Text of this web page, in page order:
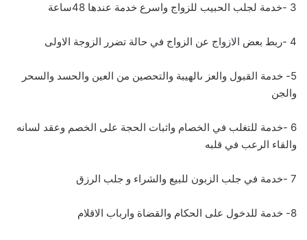
3 -خدمة لجلب الحبيب للزواج واسرع خدمة عندها 48ساعة
4 -ربط بعض الازواج عن الزواج في حالة تضرر الزوجة الاولى
5- خدمة القبول والعز ىالهيبة والتحصين من العين والحسد والسحر
والجن
6 -خدمة للتغلب في الخصام واثبات الحجة على الخصم وعقد لسانه
والقاء الرعب في قلبه
7 -خدمة في جلب الزبون للبيع والشراء و جلب الرزق
8- خدمة للدخول على الحكام والقضاة وارباب الاقلام